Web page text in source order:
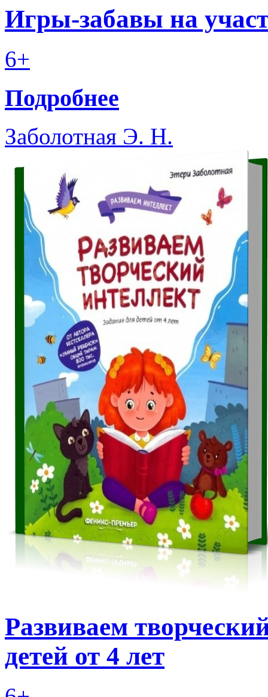
Игры-забавы на
6+
Подробнее
Заболотная Э. Н.
Развиваем
детей от 4 лет